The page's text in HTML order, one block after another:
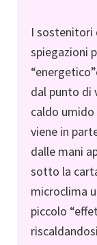
I sostenitori
spiegazioni
dal punto di
caldo
viene in
dalle mani
sotto la
microclima
piccolo